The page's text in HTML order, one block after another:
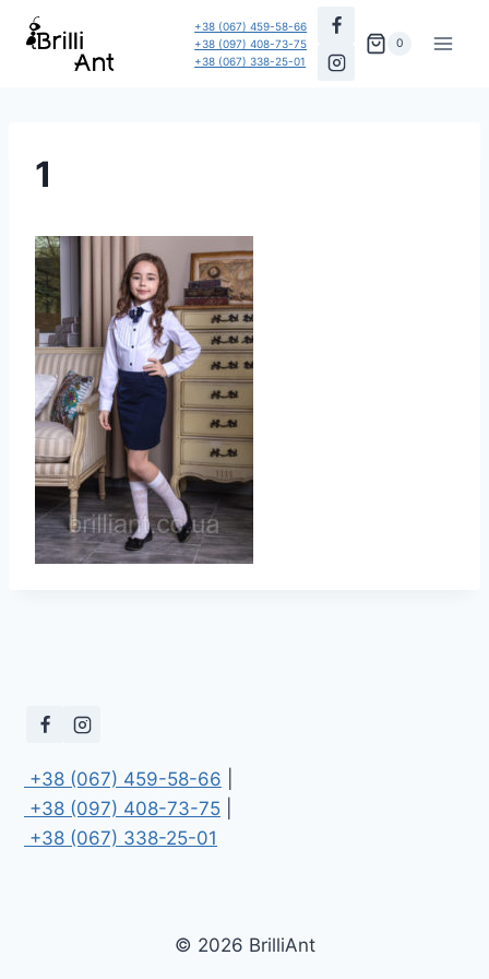
Перейти
+38 (067) 459-58-66
+38 (097) 408-73-75
+38 (067) 338-25-01
0
1
+38 (067) 459-58-66
+38 (097) 408-73-75
+38 (067) 338-25-01
© 2026 BrilliAnt